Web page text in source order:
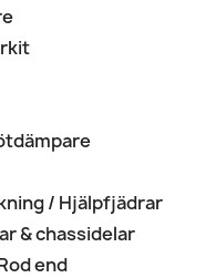
/ Hjälpfjädrar
& chassidelar
end